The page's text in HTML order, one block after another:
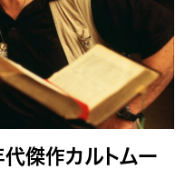
傑作カルトムー